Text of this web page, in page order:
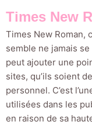
Times New
Times New Roman,
semble ne jamais
peut ajouter une
sites, qu’ils soient
personnel. C’est
utilisées dans les
en raison de sa